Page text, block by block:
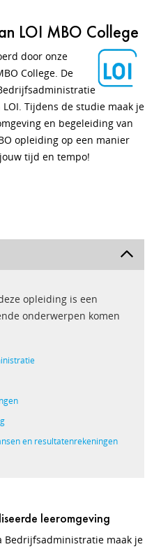
LOI MBO College
door onze
College. De
Tijdens de studie maak je
en begeleiding van
opleiding op een manier
tijd en tempo!
opleiding is een
onderwerpen komen
en resultatenrekeningen
leeromgeving
Bedrijfsadministratie maak je